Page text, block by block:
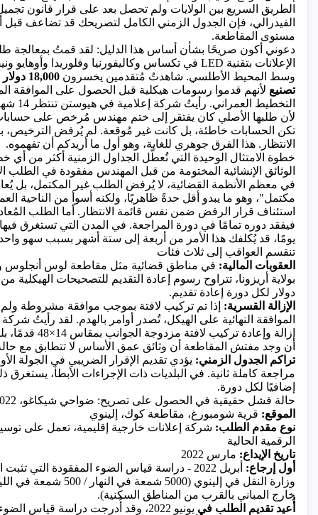
الطريق السريع بين الولايات ولم تحصل بعد على قرار قانون
الفيدرالي، فإن الجدول الزمني الكامل لتصريحك قد تضاعف
مستوى المقاطعة.
دعوني أكون صريحًا بشأن أساس هذا الدليل: لقد قمتُ بمعالجة
الإعلانات بتقنية LED
في تكساس وكاليفورنيا وفلوريدا وأوهايو
وسط المحيط الأطلسي. شاهدتُ مُتقدمين يخسرون
18,000
تصنيع لأنهم قدموا رسومات هيكلية قبل الحصول على الموافقة
التخطيط
لأن طلبها الأصلي كان يفتقر إلى ختم مهندس مُرخص على
تكن الحسابات خاطئة، بل كانت غير مُوقعة. لم يُرفض الترخيص،
الانتظار. هذا الفرق جوهري للغاية، وهو أول ما أريدكم أن تفهموه.
خطوة الامتثال الوحيدة التي تُعطّل الجداول الزمنية أكثر من أي
الوثائق الإنشائية المختومة من قبل المهندس مفقودة في الطلب
في معظم الأنظمة القضائية، لا يُرفض الطلب غير المكتمل، بل
مكتمل"، وهو ما يبدو أقل حدةً ظاهريًا، ولكنه أسوأ من الناحية
استئناف قرار الرفض ضمن نفس قائمة الانتظار. أما الطلب
يومًا، قد يُكلفك هذا الأمر من أربعة إلى ستة أشهر بسبب سهو
تنقسم العواقب إلى ثلاث فئات
العقوبات المالية: في مناطق قضائية مثل مقاطعة لوس أنجلوس
دولار لكل دورة إعادة تقديم.
الإزالة القسرية: إذا تم تركيب لافتة بموجب موافقة مشروطة
الموافقة النهائية على الهيكل، تُصدر أوامر بالهدم. لقد رأيتُ
أن وجد مفتش المقاطعة أن وثائق عمق الأساس لا تتطابق مع حالة
تراكم الجدول الزمني: يؤدي تقديم الإقرار الضريبي في الجولة
إضافيًا لكل دورة.
حالة فشل حقيقية في الحصول على تصريح: ضواحي شيكاغو، 2022
الموقع: قرية شومبورغ، مقاطعة كوك، إلينوي
نوع مقدم الطلب: شركة إعلانات خارجية إقليمية، تعمل على
الرقمية الحالية
تاريخ الإيداع: مارس 2022
أول إرجاع:
أبريل 2022 - دراسة قياس الضوء المفقودة التي
وزارة النقل في إلينوي (5000
خارج المباني بالقرب من المناطق السكنية).
أُعيد تقديم الطلب في
يونيو 2022، وقد أُدرجت دراسة قياس